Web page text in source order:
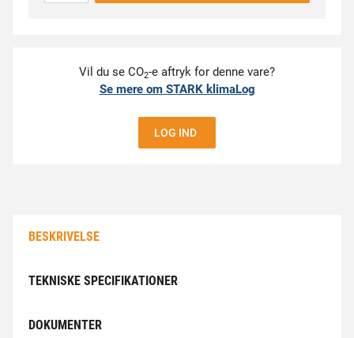
Vil du se CO2-e aftryk for denne vare?
Se mere om STARK klimaLog
LOG IND
BESKRIVELSE
TEKNISKE SPECIFIKATIONER
DOKUMENTER